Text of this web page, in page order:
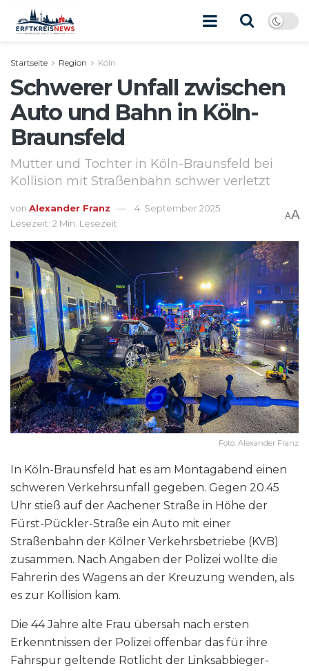
Startseite Region Köln
Schwerer Unfall zwischen
Auto und Bahn in Köln-
Braunsfeld
Mutter und Tochter in Köln-Braunsfeld bei
Kollision mit Straßenbahn schwer verletzt
von Alexander Franz
4. September 2025
Lesezeit: 2 Min. Lesezeit
AA
Foto: Alexander Franz
In Köln-Braunsfeld hat es am Montagabend einen
schweren Verkehrsunfall gegeben. Gegen 20.45
Uhr stieß auf der Aachener Straße in Höhe der
Fürst-Pückler-Straße ein Auto mit einer
Straßenbahn der Kölner Verkehrsbetriebe (KVB)
zusammen. Nach Angaben der Polizei wollte die
Fahrerin des Wagens an der Kreuzung wenden, als
es zur Kollision kam.
Die 44 Jahre alte Frau übersah nach ersten
Erkenntnissen der Polizei offenbar das für ihre
Fahrspur geltende Rotlicht der Linksabbieger-